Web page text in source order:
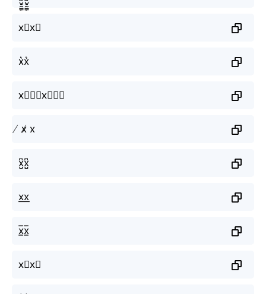
x⃗x⃗
x͛x͛
x⃒⃒⃒x⃒⃒⃒
̸ x̸ x
x̺͆x̺͆
x͟x͟
x̲̅x̲̅
x⃣x⃣